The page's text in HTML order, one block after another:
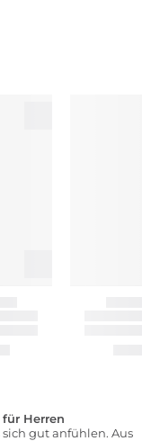
Herren
gut anfühlen. Aus